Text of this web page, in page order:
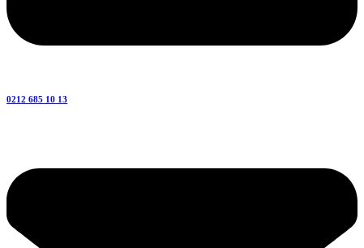
0212 685 10 13